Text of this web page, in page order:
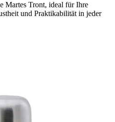
Martes Tront, ideal für Ihre
und Praktikabilität in jeder